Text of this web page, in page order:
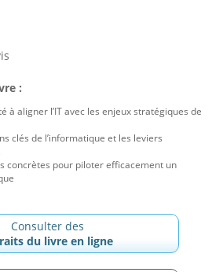
:
à aligner l’IT avec les enjeux stratégiques de
clés de l’informatique et les leviers
concrètes pour piloter efficacement un
Consulter des
du livre en ligne